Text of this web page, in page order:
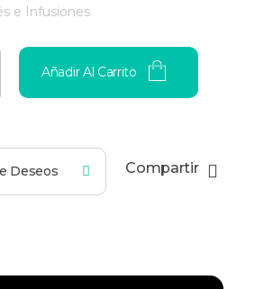
Añadir Al Carrito
Deseos Compartir
e Infusiones